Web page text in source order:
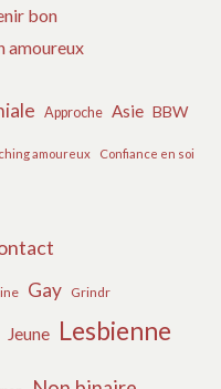
bon
amoureux
Approche Asie BBW
amoureux Confiance en soi
Gay Grindr
Jeune Lesbienne